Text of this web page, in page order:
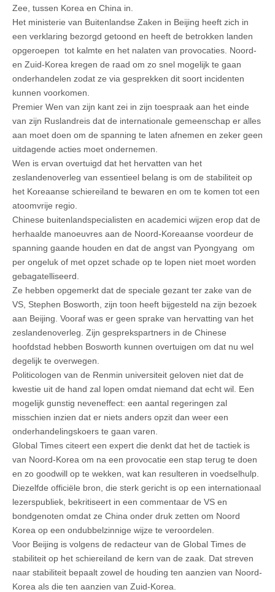
Zee, tussen Korea en China in.
Het ministerie van Buitenlandse Zaken in Beijing heeft zich in
een verklaring bezorgd getoond en heeft de betrokken landen
opgeroepen tot kalmte en het nalaten van provocaties. Noord-
en Zuid-Korea kregen de raad om zo snel mogelijk te gaan
onderhandelen zodat ze via gesprekken dit soort incidenten
kunnen voorkomen.
Premier Wen van zijn kant zei in zijn toespraak aan het einde
van zijn Ruslandreis dat de internationale gemeenschap er alles
aan moet doen om de spanning te laten afnemen en zeker geen
uitdagende acties moet ondernemen.
Wen is ervan overtuigd dat het hervatten van het
zeslandenoverleg van essentieel belang is om de stabiliteit op
het Koreaanse schiereiland te bewaren en om te komen tot een
atoomvrije regio.
Chinese buitenlandspecialisten en academici wijzen erop dat de
herhaalde manoeuvres aan de Noord-Koreaanse voordeur de
spanning gaande houden en dat de angst van Pyongyang om
per ongeluk of met opzet schade op te lopen niet moet worden
gebagatelliseerd.
Ze hebben opgemerkt dat de speciale gezant ter zake van de
VS, Stephen Bosworth, zijn toon heeft bijgesteld na zijn bezoek
aan Beijing. Vooraf was er geen sprake van hervatting van het
zeslandenoverleg. Zijn gesprekspartners in de Chinese
hoofdstad hebben Bosworth kunnen overtuigen om dat nu wel
degelijk te overwegen.
Politicologen van de Renmin universiteit geloven niet dat de
kwestie uit de hand zal lopen omdat niemand dat echt wil. Een
mogelijk gunstig neveneffect: een aantal regeringen zal
misschien inzien dat er niets anders opzit dan weer een
onderhandelingskoers te gaan varen.
Global Times citeert een expert die denkt dat het de tactiek is
van Noord-Korea om na een provocatie een stap terug te doen
en zo goodwill op te wekken, wat kan resulteren in voedselhulp.
Diezelfde officiële bron, die sterk gericht is op een internationaal
lezerspubliek, bekritiseert in een commentaar de VS en
bondgenoten omdat ze China onder druk zetten om Noord
Korea op een ondubbelzinnige wijze te veroordelen.
Voor Beijing is volgens de redacteur van de Global Times de
stabiliteit op het schiereiland de kern van de zaak. Dat streven
naar stabiliteit bepaalt zowel de houding ten aanzien van Noord-
Korea als die ten aanzien van Zuid-Korea.